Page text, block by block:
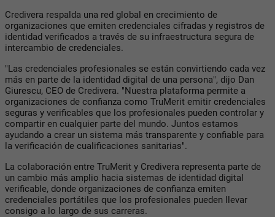
Credivera respalda una red global en crecimiento de
organizaciones que emiten credenciales cifradas y registros de
identidad verificados a través de su infraestructura segura de
intercambio de credenciales.
"Las credenciales profesionales se están convirtiendo cada vez
más en parte de la identidad digital de una persona", dijo Dan
Giurescu, CEO de Credivera. "Nuestra plataforma permite a
organizaciones de confianza como TruMerit emitir credenciales
seguras y verificables que los profesionales pueden controlar y
compartir en cualquier parte del mundo. Juntos estamos
ayudando a crear un sistema más transparente y confiable para
la verificación de cualificaciones sanitarias".
La colaboración entre TruMerit y Credivera representa parte de
un cambio más amplio hacia sistemas de identidad digital
verificable, donde organizaciones de confianza emiten
credenciales portátiles que los profesionales pueden llevar
consigo a lo largo de sus carreras.